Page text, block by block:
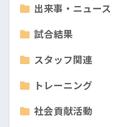
出来事・ニュース
試合結果
スタッフ関連
トレーニング
社会貢献活動